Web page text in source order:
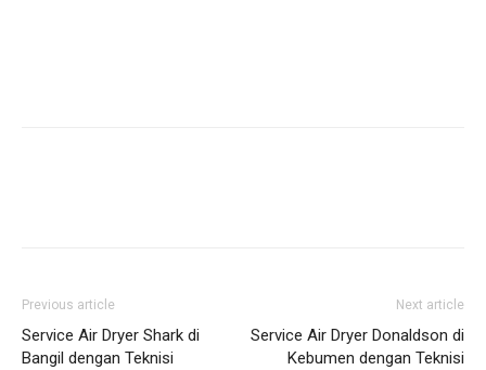
Previous article
Service Air Dryer Shark di
Bangil dengan Teknisi
Next article
Service Air Dryer Donaldson di
Kebumen dengan Teknisi